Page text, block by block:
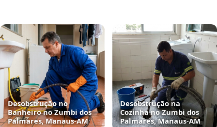
Desobstrução no
Banheiro no Zumbi dos
Palmares, Manaus‑AM
Desobstrução na
Cozinha no Zumbi dos
Palmares, Manaus‑AM